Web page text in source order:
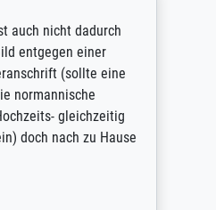
auch nicht dadurch
entgegen einer
(sollte eine
normannische
gleichzeitig
doch nach zu Hause